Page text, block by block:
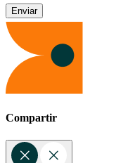
Compartir